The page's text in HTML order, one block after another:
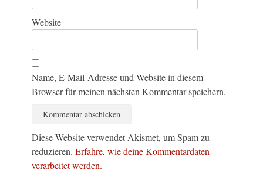
Website
Name, E-Mail-Adresse und Website in diesem
Browser für meinen nächsten Kommentar speichern.
Diese Website verwendet Akismet, um Spam zu
reduzieren. Erfahre, wie deine Kommentardaten
verarbeitet werden.